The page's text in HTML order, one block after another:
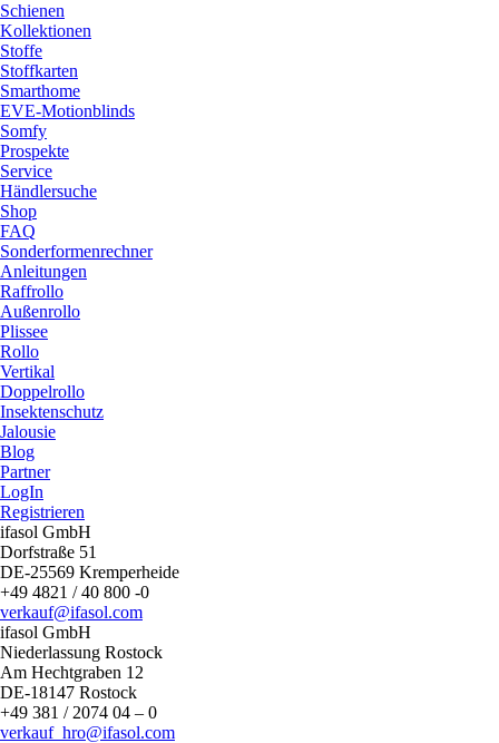
Schienen
Kollektionen
Stoffe
Stoffkarten
Smarthome
EVE-Motionblinds
Somfy
Prospekte
Service
Händlersuche
Shop
FAQ
Sonderformenrechner
Anleitungen
Raffrollo
Außenrollo
Plissee
Rollo
Vertikal
Doppelrollo
Insektenschutz
Jalousie
Blog
Partner
LogIn
Registrieren
ifasol GmbH
Dorfstraße 51
DE-25569 Kremperheide
+49 4821 / 40 800 -0
verkauf@ifasol.com
ifasol GmbH
Niederlassung Rostock
Am Hechtgraben 12
DE-18147 Rostock
+49 381 / 2074 04 – 0
verkauf_hro@ifasol.com